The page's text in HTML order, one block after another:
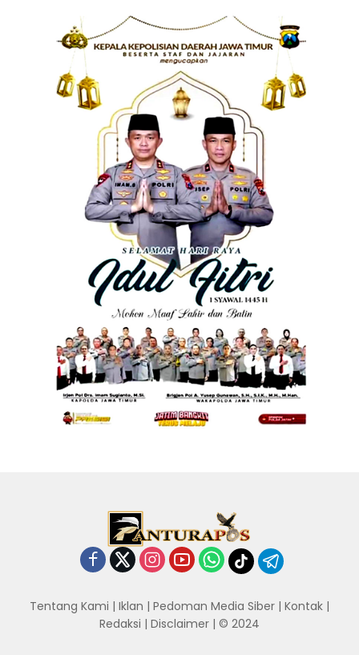
Tentang Kami | Iklan | Pedoman Media Siber | Kontak |
Redaksi | Disclaimer | © 2024